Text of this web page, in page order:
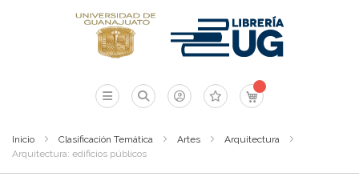
Mi carrito
Inicio Clasificación Temática Artes
Arquitectura
Arquitectura: edificios públicos